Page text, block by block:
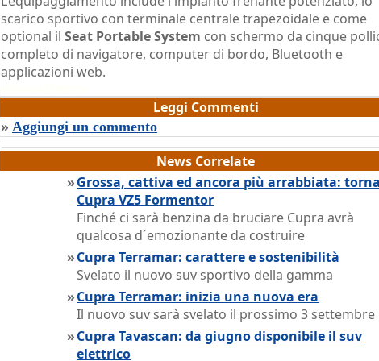
scarico sportivo con terminale centrale trapezoidale e come
optional il Seat Portable System con schermo da cinque
completo di navigatore, computer di bordo, Bluetooth e
applicazioni web.
Leggi Commenti
» Aggiungi un commento
News Correlate
»Grossa, cattiva ed ancora più arrabbiata:
Cupra VZ5 Formentor
Finché ci sarà benzina da bruciare Cupra avrà
qualcosa d´emozionante da costruire
»Cupra Terramar: carattere e sostenibilità
Svelato il nuovo suv sportivo della gamma
»Cupra Terramar: inizia una nuova era
Il nuovo suv sarà svelato il prossimo 3 settembre
»Cupra Tavascan: da giugno disponibile il suv
elettrico